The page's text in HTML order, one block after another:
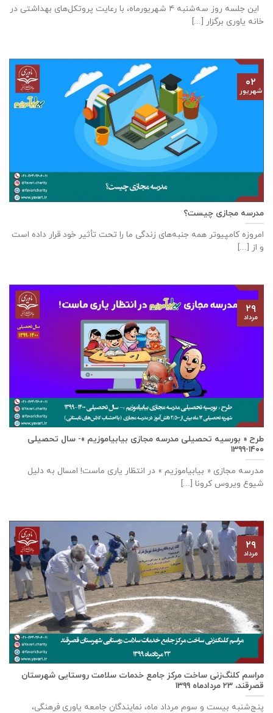
این جلسه روز سه‌‌شنبه ٤ شهریورماه، با رعایت پروتکل‌های بهداشتی در
خانه ياوری برگزار [...]
مدرسه مجازی چیست؟
امروزه کامپیوتر همه جنبه‌های زندگی ما را تحت تأثیر خود قرار داده است
و از [...]
۰۲
شهریور
طرح « بورسیه تحصیلی مدرسه مجازی بیابیاموزیم »- سال تحصیلی
۱۴۰۰-۱۳۹۹
مدرسه مجازی « بیابیاموزیم » در انتظار یاری ماست! امسال به دلیل
شیوع ویروس کرونا [...]
۲۹
مرداد
مراسم کلنگ‌زنی ساخت مرکز جامع خدمات سلامت روستایی شهرستان
قصرقند، ۲۳ مردادماه ۱۳۹۹
پنج‌شنبه بیست و سوم مرداد ماه، نمایندگان جامعه یاوری فرهنگی،
۲۹
مرداد